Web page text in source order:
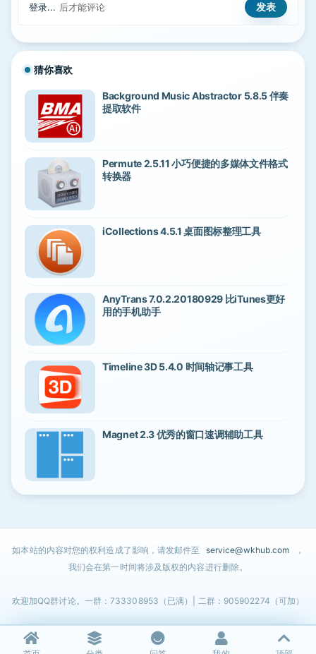
登录... 后才能评论
猜你喜欢
Background Music Abstractor 5.8.5 伴奏
提取软件
Permute 2.5.11 小巧便捷的多媒体文件格式
转换器
iCollections 4.5.1 桌面图标整理工具
AnyTrans 7.0.2.20180929 比iTunes更好
用的手机助手
Timeline 3D 5.4.0 时间轴记事工具
Magnet 2.3 优秀的窗口速调辅助工具
如本站的内容对您的权利造成了影响，请发邮件至 service@wkhub.com
，
我们会在第一时间将涉及版权的内容进行删除。
欢迎加QQ群讨论。一群：733308953（已满）| 二群：905902274（可加）